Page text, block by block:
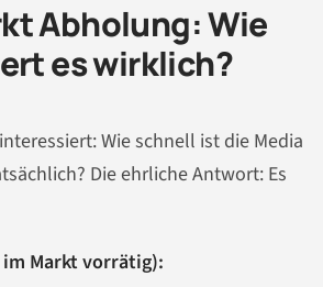
Abholung: Wie
es wirklich?
Wie schnell ist die Media
Die ehrliche Antwort: Es
Markt vorrätig):